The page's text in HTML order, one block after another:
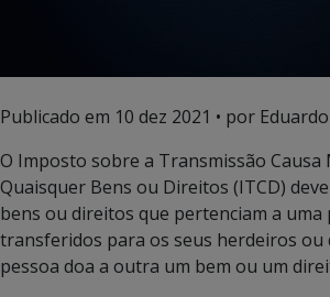
Publicado em 10 dez 2021 • por
O Imposto sobre a Transmissão Causa
Quaisquer Bens ou Direitos (ITCD)
bens ou direitos que pertenciam a uma
transferidos para os seus herdeiros ou
pessoa doa a outra um bem ou um